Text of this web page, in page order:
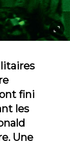
fini
les
Une